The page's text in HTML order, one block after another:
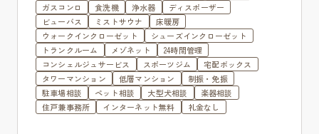
ガスコンロ
食洗機 浄水器
ディスポーザー
ビューバス
ミストサウナ
床暖房
ウォークインクローゼット
シューズインクローゼット
トランクルーム
メゾネット
24時間管理
コンシェルジュサービス
スポーツジム
宅配ボックス
タワーマンション
低層マンション
制振・免振
駐車場相談
ペット相談 大型犬相談
楽器相談
住戸兼事務所
インターネット無料 礼金なし